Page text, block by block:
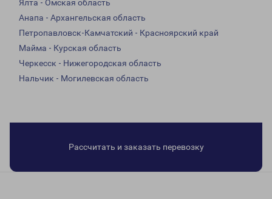
Ялта - Омская область
Анапа - Архангельская область
Петропавловск-Камчатский - Красноярский край
Майма - Курская область
Черкесск - Нижегородская область
Нальчик - Могилевская область
Рассчитать и заказать перевозку